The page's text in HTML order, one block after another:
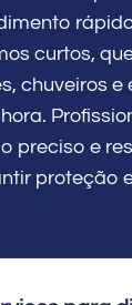
curtos,
chuveiros e
preciso e
proteção